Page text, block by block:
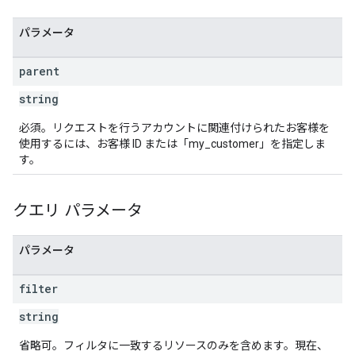
パラメータ
parent
string
必須。リクエストを行うアカウントに関連付けられたお客様を
使用するには、お客様 ID または「my_customer」を指定しま
す。
クエリ パラメータ
パラメータ
filter
string
省略可。フィルタに一致するリソースのみを含めます。現在、